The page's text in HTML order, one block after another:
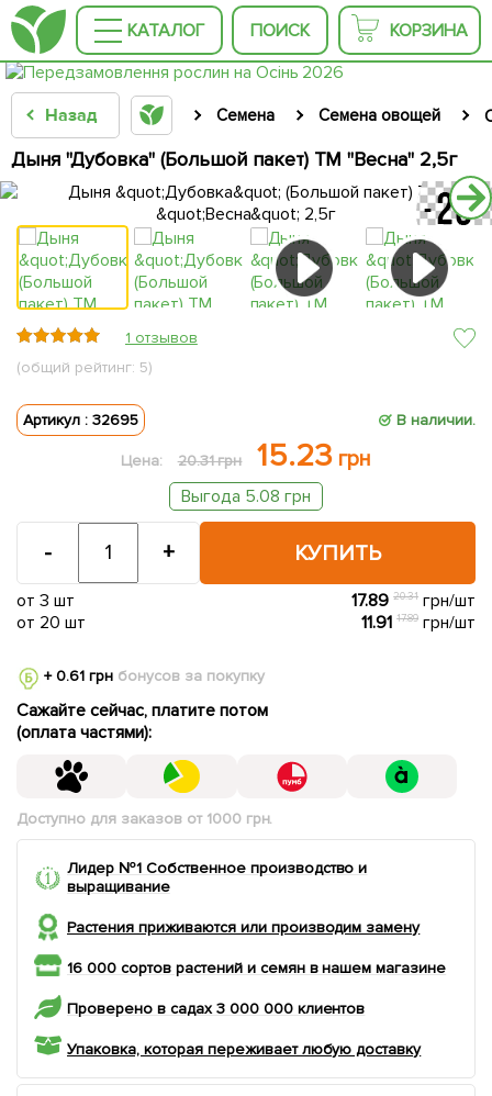
КАТАЛОГ ПОИСК КОРЗИНА
Назад Семена Семена овощей
Дыня "Дубовка" (Большой пакет) ТМ "Весна" 2,5г
1 отзывов
(общий рейтинг: 5)
Артикул : 32695 В наличии.
Цена: 20.31 грн 15.23 грн
Выгода 5.08 грн
КУПИТЬ
- +
от 3 шт 17.8920.31 грн/шт
от 20 шт
11.9117.89 грн/шт
+ 0.61 грнбонусов за покупку
Сажайте сейчас, платите потом
(оплата частями):
Доступно для заказов от 1000 грн.
Лидер №1 Собственное производство и
выращивание
Растения приживаются или производим замену
16 000 сортов растений и семян в нашем магазине
Проверено в садах 3 000 000 клиентов
Упаковка, которая переживает любую доставку